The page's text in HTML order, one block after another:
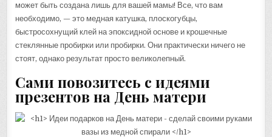
может быть создана лишь для вашей мамы! Все, что вам
необходимо, — это медная катушка, плоскогубцы,
быстросохнущий клей на эпоксидной основе и крошечные
стеклянные пробирки или пробирки. Они практически ничего не
стоят, однако результат просто великолепный.
Сами повозитесь с идеями
презентов на День матери